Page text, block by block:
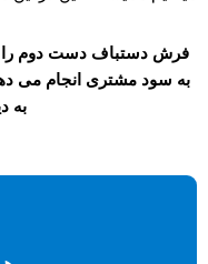
فرش دستباف دست دوم را
به سود مشتری انجام می
به